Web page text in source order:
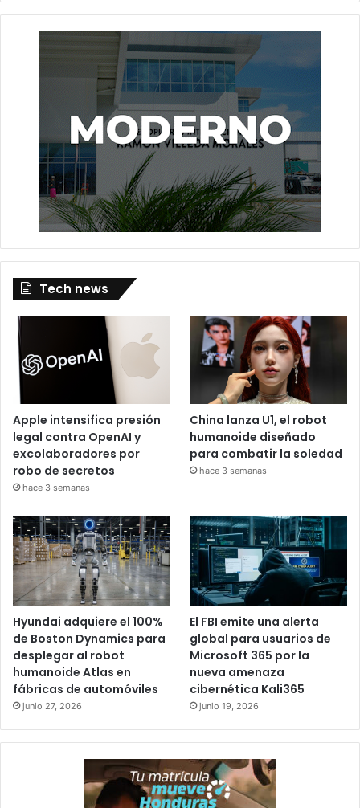
Tech news
Apple intensifica presión
legal contra OpenAI y
excolaboradores por
robo de secretos
hace 3 semanas
China lanza U1, el robot
humanoide diseñado
para combatir la soledad
hace 3 semanas
Hyundai adquiere el 100%
de Boston Dynamics para
desplegar al robot
humanoide Atlas en
fábricas de automóviles
junio 27, 2026
El FBI emite una alerta
global para usuarios de
Microsoft 365 por la
nueva amenaza
cibernética Kali365
junio 19, 2026